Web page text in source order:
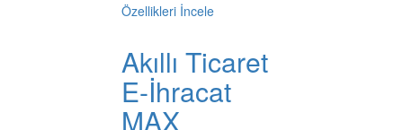
Özellikleri İncele
Akıllı Ticaret
E-İhracat
MAX